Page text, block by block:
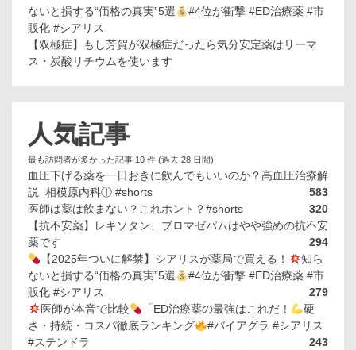
ないと損する“価格の真実”5選
#4位が衝撃 #ED治療薬 #市
販化 #シアリス
【双極症】もし芳賀が双極症だったら気分安定薬はリーマ
ス・炭酸リチウムを使います
人気記事
最も訪問者が多かった記事 10 件 (過去 28 日間)
血圧下げる薬を一日おきに飲んでもいいのか？高血圧治療解
説_相模原内科① #shorts
583
医師は薬は飲まない？これホント？#shorts
320
【抗不安薬】レキソタン、ブロマゼパムはやや強めの抗不安
薬です
294
【2025年ついに解禁】シアリスが薬局で買える！
知ら
ないと損する“価格の真実”5選
#4位が衝撃 #ED治療薬 #市
販化 #シアリス
279
医師が本音で比較
「ED治療薬の最強はこれだ！
硬
さ・持続・コスパ徹底ランキング
#バイアグラ #シアリス
#ステンドラ
243